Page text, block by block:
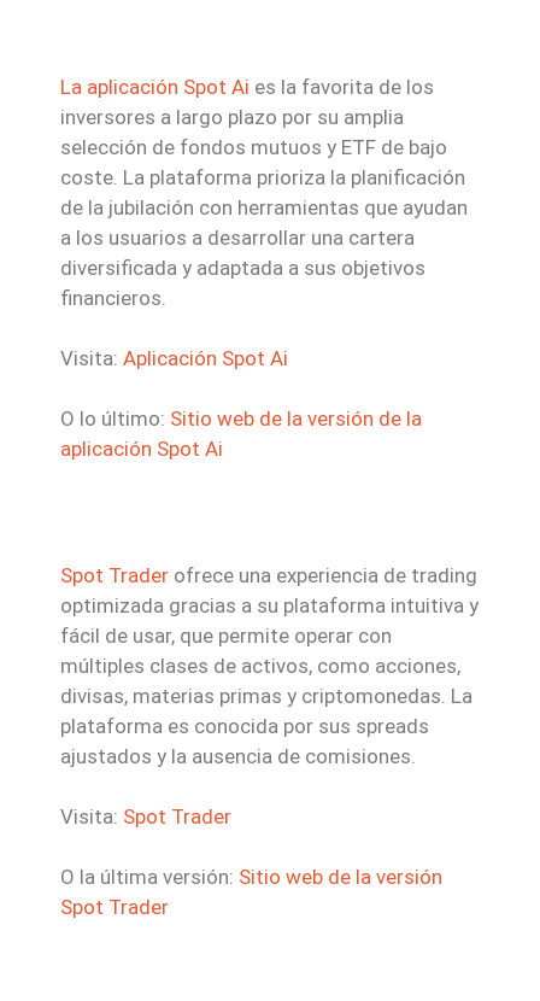
La aplicación Spot Ai es la favorita de los
inversores a largo plazo por su amplia
selección de fondos mutuos y ETF de bajo
coste. La plataforma prioriza la planificación
de la jubilación con herramientas que ayudan
a los usuarios a desarrollar una cartera
diversificada y adaptada a sus objetivos
financieros.
Visita: Aplicación Spot Ai
O lo último: Sitio web de la versión de la
aplicación Spot Ai
Spot Trader ofrece una experiencia de trading
optimizada gracias a su plataforma intuitiva y
fácil de usar, que permite operar con
múltiples clases de activos, como acciones,
divisas, materias primas y criptomonedas. La
plataforma es conocida por sus spreads
ajustados y la ausencia de comisiones.
Visita: Spot Trader
O la última versión: Sitio web de la versión
Spot Trader